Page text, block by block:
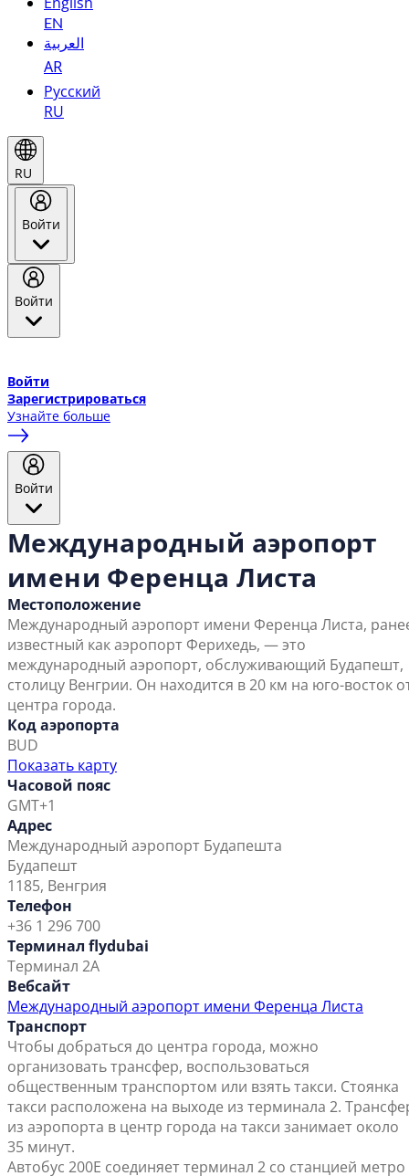
EN
العربية
AR
Русский
RU
RU
Войти
Войти
Войти
Зарегистрироваться
Узнайте больше
Войти
Международный аэропорт
имени Ференца Листа
Местоположение
Международный аэропорт имени Ференца Листа,
известный как аэропорт Ферихедь, — это
международный аэропорт, обслуживающий Будапешт,
столицу Венгрии. Он находится в 20 км на юго-восток
центра города.
Код аэропорта
BUD
Показать карту
Часовой пояс
GMT+1
Адрес
Международный аэропорт Будапешта
Будапешт
1185, Венгрия
Телефон
+36 1 296 700
Терминал flydubai
Терминал 2A
Вебсайт
Международный аэропорт имени Ференца Листа
Транспорт
Чтобы добраться до центра города, можно
организовать трансфер, воспользоваться
общественным транспортом или взять такси. Стоянка
такси расположена на выходе из терминала 2.
из аэропорта в центр города на такси занимает около
35 минут.
Автобус 200E соединяет терминал 2 со станцией метро